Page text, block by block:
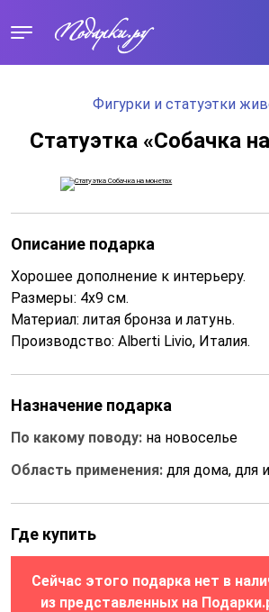
Фигурки и статуэтки
Статуэтка «Собачка
Описание подарка
Хорошее дополнение к интерьеру.
Размеры: 4х9 см.
Материал: литая бронза и латунь.
Производство: Alberti Livio, Италия.
Назначение подарка
По какому поводу: на новоселье
Область применения: для дома, для
Где купить
Сейчас этого подарка нет в
из представленных на